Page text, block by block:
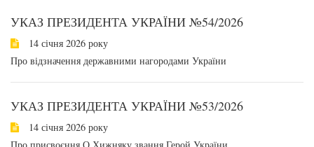
УКАЗ ПРЕЗИДЕНТА УКРАЇНИ №54/2026
14 січня 2026 року
Про відзначення державними нагородами України
УКАЗ ПРЕЗИДЕНТА УКРАЇНИ №53/2026
14 січня 2026 року